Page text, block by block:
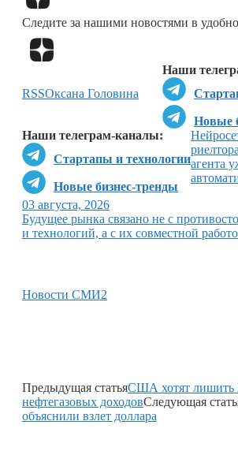
Следите за нашими новостями в
Наши
Новые
Наши телеграм-каналы:
Стартапы и технологии
Новые бизнес-тренды
RSSОксана Головина
агента
03 августа, 2026
Будущее рынка связано не с
и технологий, а с их совместной
Новости СМИ2
Предыдущая статьяСША хотят лишить
нефтегазовых доходовСледующая
объяснили взлет доллара